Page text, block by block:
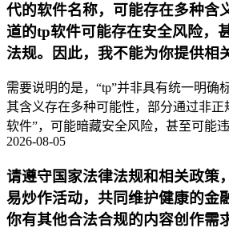
代的软件名称，可能存在多种含
道的tp软件可能存在安全风险，
法规。因此，我不能为你提供相
需要说明的是，“tp”并非具有统一明确
其含义存在多种可能性，部分通过非正
软件”，可能暗藏安全风险，甚至可能
2026-08-05
请遵守国家法律法规和相关政策
易炒作活动，共同维护健康的金
你有其他合法合规的内容创作需